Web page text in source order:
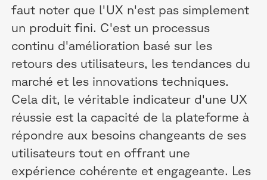
faut noter que l'UX n'est pas simplement
un produit fini. C'est un processus
continu d'amélioration basé sur les
retours des utilisateurs, les tendances du
marché et les innovations techniques.
Cela dit, le véritable indicateur d'une UX
réussie est la capacité de la plateforme à
répondre aux besoins changeants de ses
utilisateurs tout en offrant une
expérience cohérente et engageante. Les